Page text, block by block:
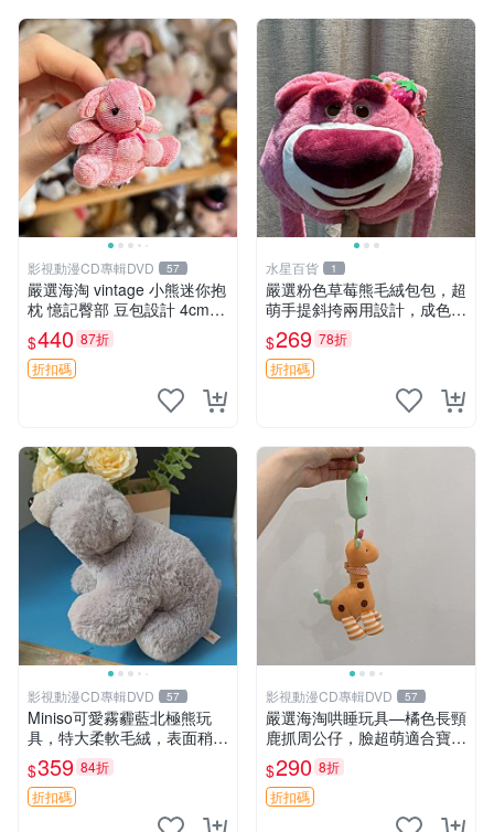
影視動漫CD專輯DVD 57
嚴選海淘 vintage 小熊迷你抱
枕 憶記臀部 豆包設計 4cm
高 推薦收藏 迷你豆包小熊、
高臀部、豆袋抱枕
$440 87折
折扣碼
水星百貨 1
嚴選粉色草莓熊毛絨包包，超
萌手提斜挎兩用設計，成色上
佳容量大 粉紅草莓 毛絨包 超
大容量
$269 78折
折扣碼
影視動漫CD專輯DVD 57
Miniso可愛霧霾藍北極熊玩
具，特大柔軟毛絨，表面稍有
使用痕跡，適合居家擺放 23
CM 毛絨玩具 北極熊 魯班熊
$359 84折
折扣碼
影視動漫CD專輯DVD 57
嚴選海淘哄睡玩具—橘色長頸
鹿抓周公仔，臉超萌適合寶寶
陪伴，中古略有使用痕跡 橘
色 長頸鹿 抓周
$290 8折
折扣碼